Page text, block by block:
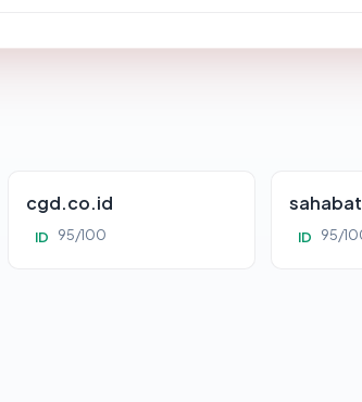
cgd.co.id
ID 95/100 ID 95/